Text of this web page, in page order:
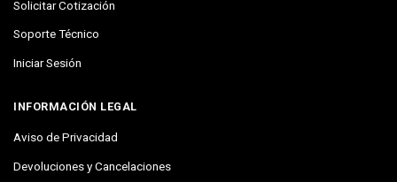
Solicitar Cotización
Soporte Técnico
Iniciar Sesión
INFORMACIÓN LEGAL
Aviso de Privacidad
Devoluciones y Cancelaciones